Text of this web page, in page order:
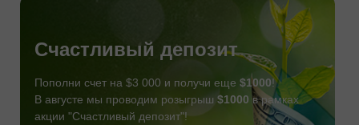
Счастливый депозит
Пополни счет на $3 000 и получи еще $1000!
В августе мы проводим розыгрыш $1000 в рамках
акции "Счастливый депозит"!